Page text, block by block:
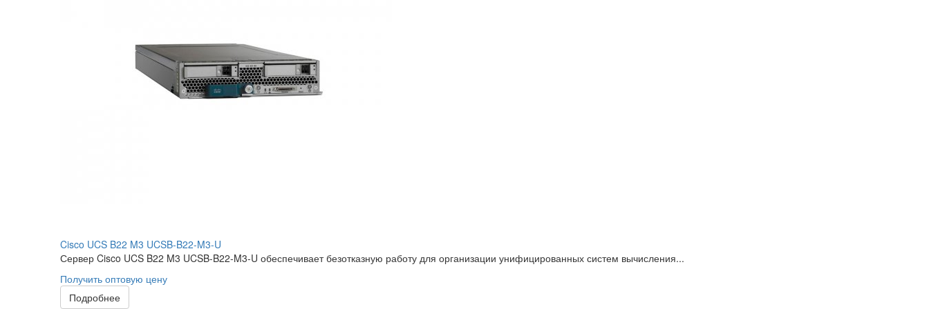
Cisco UCS B22 M3 UCSB-B22-M3-U
Сервер Cisco UCS B22 M3 UCSB-B22-M3-U обеспечивает безотказную работу для организации унифицированных систем вычисления...
Получить оптовую цену
Подробнее